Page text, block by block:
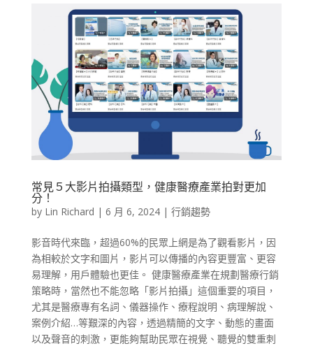
常見５大影片拍攝類型，健康醫療產業拍對更加
分！
by Lin Richard | 6 月 6, 2024| 行銷趨勢
影音時代來臨，超過60%的民眾上網是為了觀看影片，因
為相較於文字和圖片，影片可以傳播的內容更豐富、更容
易理解，用戶體驗也更佳。 健康醫療產業在規劃醫療行銷
策略時，當然也不能忽略「影片拍攝」這個重要的項目，
尤其是醫療專有名詞、儀器操作、療程說明、病理解說、
案例介紹…等艱深的內容，透過精簡的文字、動態的畫面
以及聲音的刺激，更能夠幫助民眾在視覺、聽覺的雙重刺